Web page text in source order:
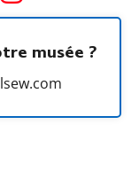
musée ?